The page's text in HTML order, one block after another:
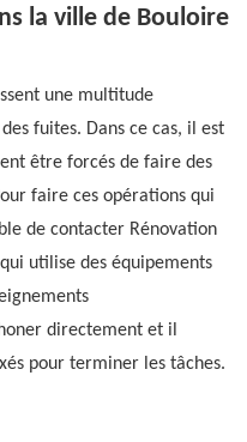
la ville de Bouloire
une multitude
fuites. Dans ce cas, il est
être forcés de faire des
faire ces opérations qui
de contacter Rénovation
utilise des équipements
directement et il
pour terminer les tâches.